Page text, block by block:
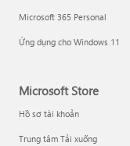
Microsoft 365 Personal
Ứng dụng cho Windows 11
Microsoft Store
Hồ sơ tài khoản
Trung tâm Tải xuống